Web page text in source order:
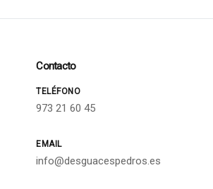
Contacto
TELÉFONO
973 21 60 45
EMAIL
info@desguacespedros.es